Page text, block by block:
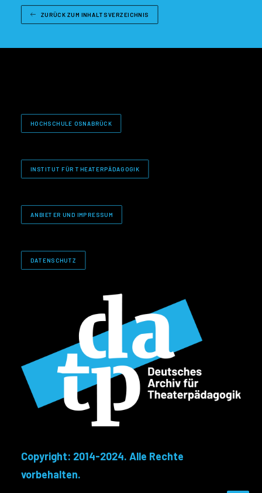
ZURÜCK ZUM INHALTSVERZEICHNIS
HOCHSCHULE OSNABRÜCK
INSTITUT FÜR THEATERPÄDAGOGIK
ANBIETER UND IMPRESSUM
DATENSCHUTZ
Copyright: 2014-2024. Alle Rechte
vorbehalten.